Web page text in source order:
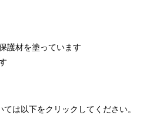
護材を塗っています
は以下をクリックしてください。